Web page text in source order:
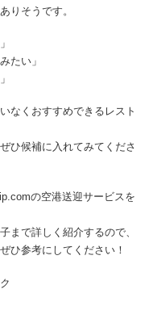
りそうです。
たい」
なくおすすめできるレスト
ひ候補に入れてみてくださ
の空港送迎サービスを
まで詳しく紹介するので、
ひ参考にしてください！